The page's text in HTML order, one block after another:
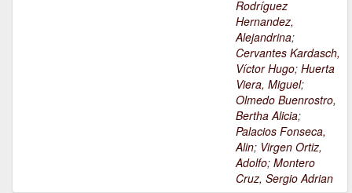
Rodríguez
Hernandez,
Alejandrina;
Cervantes Kardasch,
Víctor Hugo; Huerta
Viera, Miguel;
Olmedo Buenrostro,
Bertha Alicia;
Palacios Fonseca,
Alin; Virgen Ortiz,
Adolfo; Montero
Cruz, Sergio Adrian